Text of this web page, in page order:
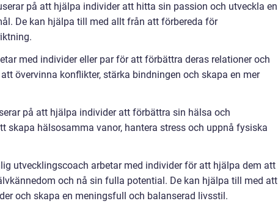
på att hjälpa individer att hitta sin passion och utveckla en
De kan hjälpa till med allt från att förbereda för
med individer eller par för att förbättra deras relationer och
övervinna konflikter, stärka bindningen och skapa en mer
på att hjälpa individer att förbättra sin hälsa och
skapa hälsosamma vanor, hantera stress och uppnå fysiska
utvecklingscoach arbetar med individer för att hjälpa dem att
och nå sin fulla potential. De kan hjälpa till med att
och skapa en meningsfull och balanserad livsstil.